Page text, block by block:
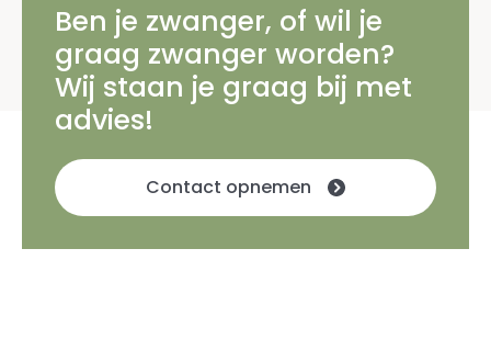
Ben je zwanger, of wil je
graag zwanger worden?
Wij staan je graag bij met
advies!
Contact opnemen